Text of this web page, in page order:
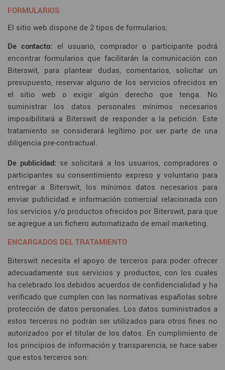
FORMULARIOS
El sitio web dispone de 2 tipos de formularios:
De contacto: el usuario, comprador o participante podrá
encontrar formularios que facilitarán la comunicación con
Biterswit, para plantear dudas, comentarios, solicitar un
presupuesto, reservar alguno de los servicios ofrecidos en
el sitio web o exigir algún derecho que tenga. No
suministrar los datos personales mínimos necesarios
imposibilitará a Biterswit de responder a la petición. Este
tratamiento se considerará legítimo por ser parte de una
diligencia pre-contractual.
De publicidad: se solicitará a los usuarios, compradores o
participantes su consentimiento expreso y voluntario para
entregar a Biterswit, los mínimos datos necesarios para
enviar publicidad e información comercial relacionada con
los servicios y/o productos ofrecidos por Biterswit, para que
se agregue a un fichero automatizado de email marketing.
ENCARGADOS DEL TRATAMIENTO
Biterswit necesita el apoyo de terceros para poder ofrecer
adecuadamente sus servicios y productos, con los cuales
ha celebrado los debidos acuerdos de confidencialidad y ha
verificado que cumplen con las normativas españolas sobre
protección de datos personales. Los datos suministrados a
estos terceros no podrán ser utilizados para otros fines no
autorizados por el titular de los datos. En cumplimiento de
los principios de información y transparencia, se hace saber
que estos terceros son: